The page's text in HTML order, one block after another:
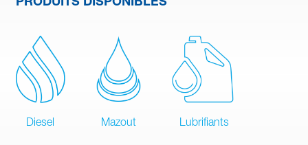
Diesel Mazout Lubrifiants